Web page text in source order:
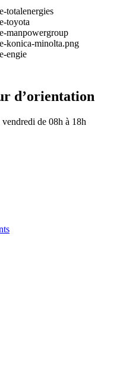
d’orientation
de 08h à 18h